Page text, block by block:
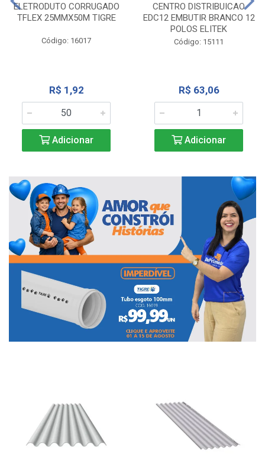
ELETRODUTO CORRUGADO
TFLEX 25MMX50M TIGRE
Código: 16017
R$ 1,92
Adicionar
CENTRO DISTRIBUICAO
EDC12 EMBUTIR BRANCO 12
POLOS ELITEK
Código: 15111
R$ 63,06
Adicionar